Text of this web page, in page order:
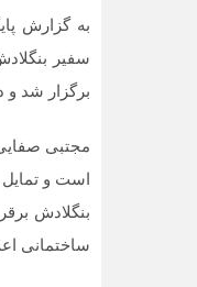
به گزارش
برگزار شد و
مجتبی
است و
بنگلادش
ساختمانی